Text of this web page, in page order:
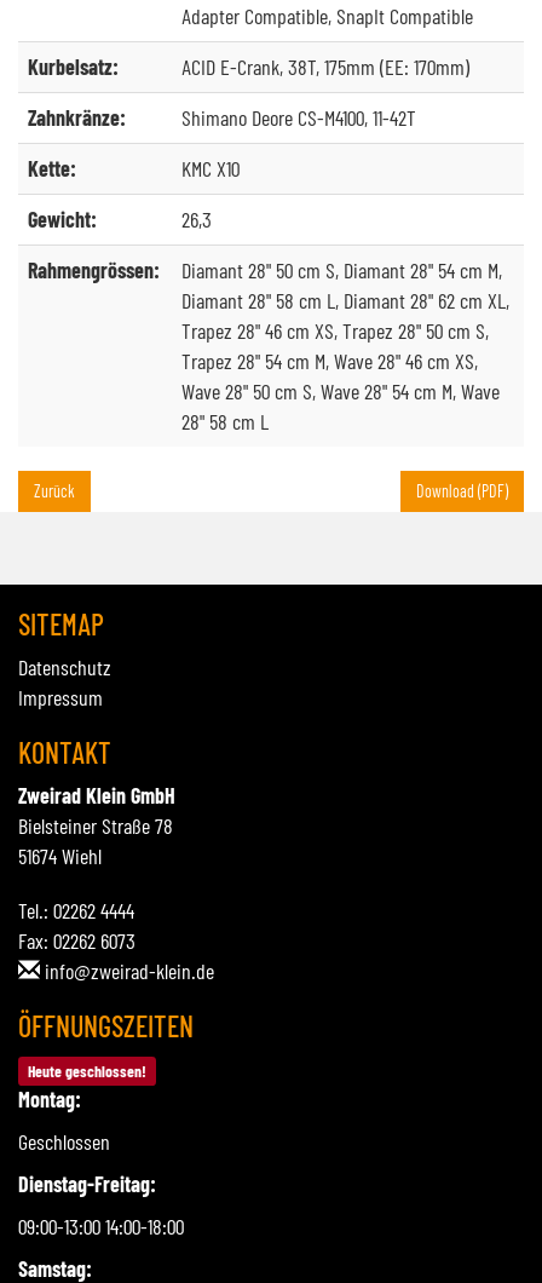
Adapter Compatible, SnapIt Compatible
Kurbelsatz:
ACID E-Crank, 38T, 175mm (EE: 170mm)
Zahnkränze:
Shimano Deore CS-M4100, 11-42T
Kette:
KMC X10
Gewicht:
26,3
Rahmengrössen:
Diamant 28" 50 cm S, Diamant 28" 54 cm M,
Diamant 28" 58 cm L, Diamant 28" 62 cm XL,
Trapez 28" 46 cm XS, Trapez 28" 50 cm S,
Trapez 28" 54 cm M, Wave 28" 46 cm XS,
Wave 28" 50 cm S, Wave 28" 54 cm M, Wave
28" 58 cm L
Zurück Download (PDF)
SITEMAP
Datenschutz
Impressum
KONTAKT
Zweirad Klein GmbH
Bielsteiner Straße 78
51674 Wiehl
Tel.: 02262 4444
Fax: 02262 6073
info@zweirad-klein.de
ÖFFNUNGSZEITEN
Heute geschlossen!
Montag:
Geschlossen
Dienstag-Freitag:
09:00-13:00 14:00-18:00
Samstag: